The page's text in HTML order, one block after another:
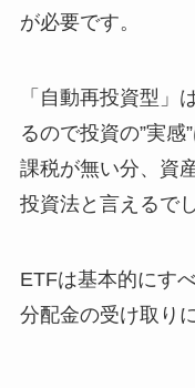
が必要です。
「自動再投資型」
るので投資の”実
課税が無い分、資
投資法と言えるで
ETFは基本的にす
分配金の受け取り